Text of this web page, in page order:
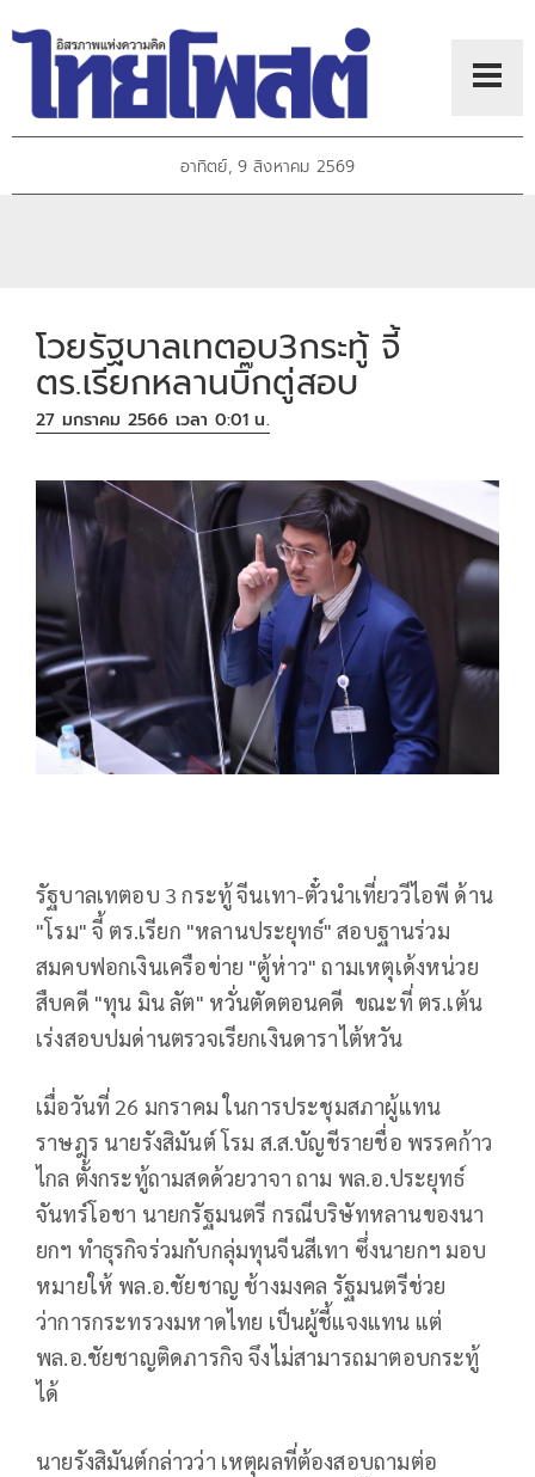
อาทิตย์, 9 สิงหาคม 2569
โวยรัฐบาลเทตอบ3กระทู้ จี้
ตร.เรียกหลานบิ๊กตู่สอบ
27 มกราคม 2566 เวลา 0:01 น.
รัฐบาลเทตอบ 3 กระทู้ จีนเทา-ตั๋วนำเที่ยววีไอพี ด้าน
"โรม" จี้ ตร.เรียก "หลานประยุทธ์" สอบฐานร่วม
สมคบฟอกเงินเครือข่าย "ตู้ห่าว" ถามเหตุเด้งหน่วย
สืบคดี "ทุน มิน ลัต" หวั่นตัดตอนคดี ขณะที่ ตร.เต้น
เร่งสอบปมด่านตรวจเรียกเงินดาราไต้หวัน
เมื่อวันที่ 26 มกราคม ในการประชุมสภาผู้แทน
ราษฎร นายรังสิมันต์ โรม ส.ส.บัญชีรายชื่อ พรรคก้าว
ไกล ตั้งกระทู้ถามสดด้วยวาจา ถาม พล.อ.ประยุทธ์
จันทร์โอชา นายกรัฐมนตรี กรณีบริษัทหลานของนา
ยกฯ ทำธุรกิจร่วมกับกลุ่มทุนจีนสีเทา ซึ่งนายกฯ มอบ
หมายให้ พล.อ.ชัยชาญ ช้างมงคล รัฐมนตรีช่วย
ว่าการกระทรวงมหาดไทย เป็นผู้ชี้แจงแทน แต่
พล.อ.ชัยชาญติดภารกิจ จึงไม่สามารถมาตอบกระทู้
ได้
นายรังสิมันต์กล่าวว่า เหตุผลที่ต้องสอบถามต่อ